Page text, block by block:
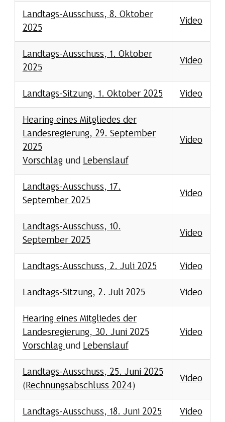
Landtags-Ausschuss, 8. Oktober
2025
Video
Landtags-Ausschuss, 1. Oktober
2025
Video
Landtags-Sitzung, 1. Oktober 2025 Video
Hearing eines Mitgliedes der
Landesregierung, 29. September
2025
Vorschlag und Lebenslauf
Video
Landtags-Ausschuss, 17.
September 2025
Video
Landtags-Ausschuss, 10.
September 2025
Video
Landtags-Ausschuss, 2. Juli 2025 Video
Landtags-Sitzung, 2. Juli 2025 Video
Hearing eines Mitgliedes der
Landesregierung, 30. Juni 2025
Vorschlag und Lebenslauf
Video
Landtags-Ausschuss, 25. Juni 2025
(Rechnungsabschluss 2024)
Video
Landtags-Ausschuss, 18. Juni 2025 Video